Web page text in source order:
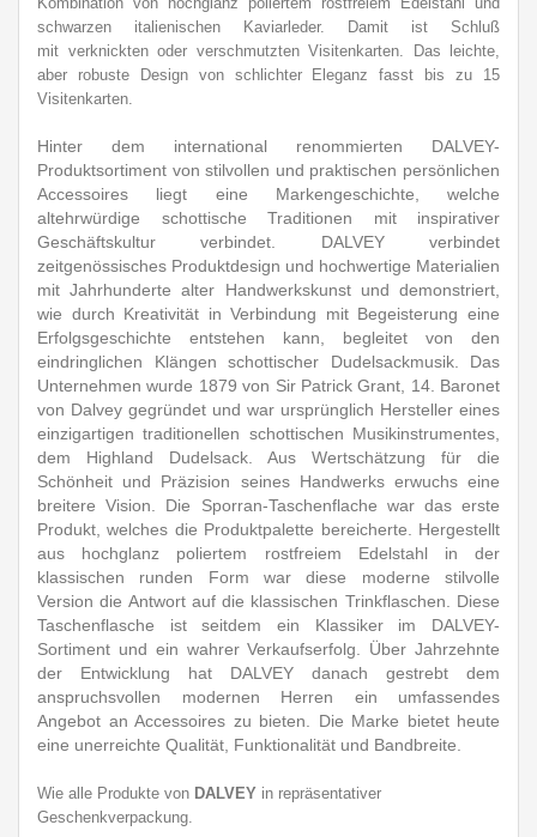
schwarzen italienischen Kaviarleder. Damit ist Schluß
mit verknickten oder verschmutzten Visitenkarten. Das leichte,
aber robuste Design von schlichter Eleganz fasst bis zu 15
Visitenkarten.
Hinter dem international renommierten DALVEY-
Produktsortiment von stilvollen und praktischen persönlichen
Accessoires liegt eine Markengeschichte, welche
altehrwürdige schottische Traditionen mit inspirativer
Geschäftskultur verbindet. DALVEY verbindet
zeitgenössisches Produktdesign und hochwertige Materialien
mit Jahrhunderte alter Handwerkskunst und demonstriert,
wie durch Kreativität in Verbindung mit Begeisterung eine
Erfolgsgeschichte entstehen kann, begleitet von den
eindringlichen Klängen schottischer Dudelsackmusik. Das
Unternehmen wurde 1879 von Sir Patrick Grant, 14. Baronet
von Dalvey gegründet und war ursprünglich Hersteller eines
einzigartigen traditionellen schottischen Musikinstrumentes,
dem Highland Dudelsack. Aus Wertschätzung für die
Schönheit und Präzision seines Handwerks erwuchs eine
breitere Vision. Die Sporran-Taschenflache war das erste
Produkt, welches die Produktpalette bereicherte. Hergestellt
aus hochglanz poliertem rostfreiem Edelstahl in der
klassischen runden Form war diese moderne stilvolle
Version die Antwort auf die klassischen Trinkflaschen. Diese
Taschenflasche ist seitdem ein Klassiker im DALVEY-
Sortiment und ein wahrer Verkaufserfolg. Über Jahrzehnte
der Entwicklung hat DALVEY danach gestrebt dem
anspruchsvollen modernen Herren ein umfassendes
Angebot an Accessoires zu bieten. Die Marke bietet heute
eine unerreichte Qualität, Funktionalität und Bandbreite.
Wie alle Produkte von DALVEY in repräsentativer
Geschenkverpackung.